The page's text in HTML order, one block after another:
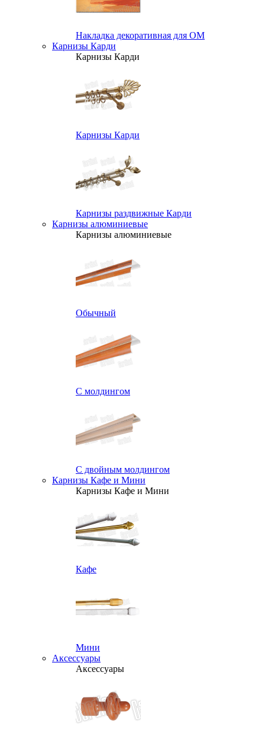
Накладка декоративная для ОМ
Карнизы Карди
Карнизы Карди
Карнизы Карди
Карнизы раздвижные Карди
Карнизы алюминиевые
Карнизы алюминиевые
Обычный
С молдингом
С двойным молдингом
Карнизы Кафе и Мини
Карнизы Кафе и Мини
Кафе
Мини
Аксессуары
Аксессуары